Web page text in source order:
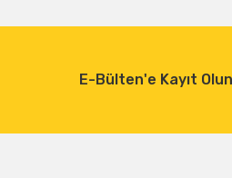
E-Bülten'e Kayıt Olun